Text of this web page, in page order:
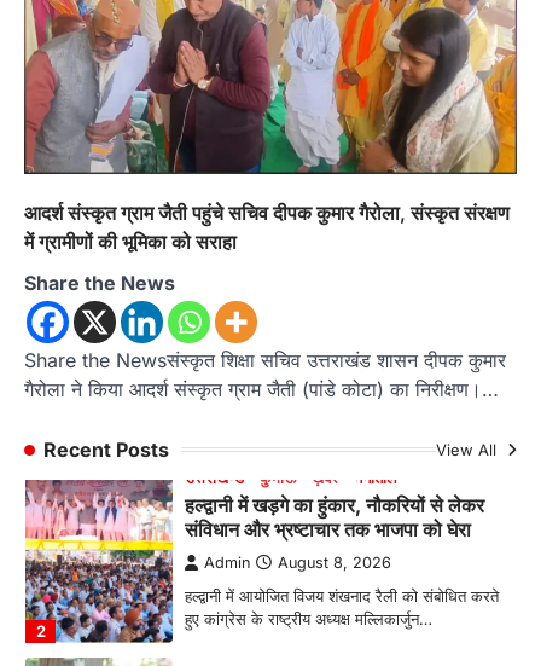
आदर्श संस्कृत ग्राम जैती पहुंचे सचिव दीपक कुमार गैरोला, संस्कृत संरक्षण
में ग्रामीणों की भूमिका को सराहा
Share the News
Share the Newsसंस्कृत शिक्षा सचिव उत्तराखंड शासन दीपक कुमार
गैरोला ने किया आदर्श संस्कृत ग्राम जैती (पांडे कोटा) का निरीक्षण।…
Recent Posts View All
1
अल्मोड़ा उत्तराखण्ड ख़बरें
इंटर-एपीएस सेंट्रल कमांड चेस क्लस्टर-2 में
याग्यिका कुंद्रा ने लहराया परचम, अंडर-14 वर्ग
में हासिल किया प्रथम स्थान
August 8, 2026
रानीखेत। आर्मी पब्लिक स्कूल रानीखेत की प्रतिभाशाली
उत्तराखण्ड
संविधान और भ्रष्टाचार तक भाजपा को घेरा
Admin
हल्द्वानी में आयोजित विजय शंखनाद रैली को संबोधित करते
हुए कांग्रेस के राष्ट्रीय अध्यक्ष मल्लिकार्जुन…
3
उत्तराखण्ड कुमाऊं ख़बरें नैनीताल
खड़गे की रैली से पहले हल्द्वानी में सियासी
घमासान, एसएसपी कार्यालय में धरने पर बैठे
कांग्रेस नेता
Admin August 8, 2026
कांग्रेस कार्यकर्ताओं की बसें रोकने का आरोप, एसएसपी
ऑफिस में धरने पर बैठे गोदियाल और…